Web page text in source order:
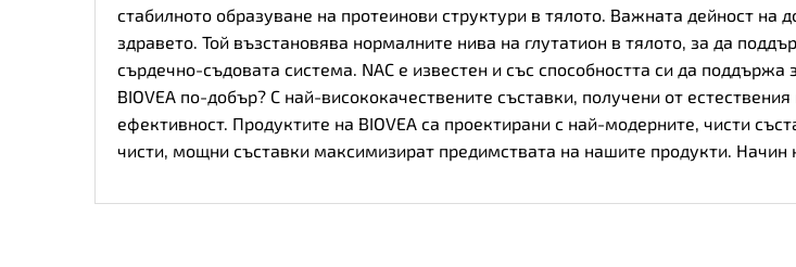
стабилното образуване на протеинови структури в тялото. Важната дейност на
здравето. Той възстановява нормалните нива на глутатион в тялото, за да
сърдечно-съдовата система. NAC е известен и със способността си да поддържа
BIOVEA по-добър? С най-висококачествените съставки, получени от
ефективност. Продуктите на BIOVEA са проектирани с най-модерните, чисти
чисти, мощни съставки максимизират предимствата на нашите продукти. Начин